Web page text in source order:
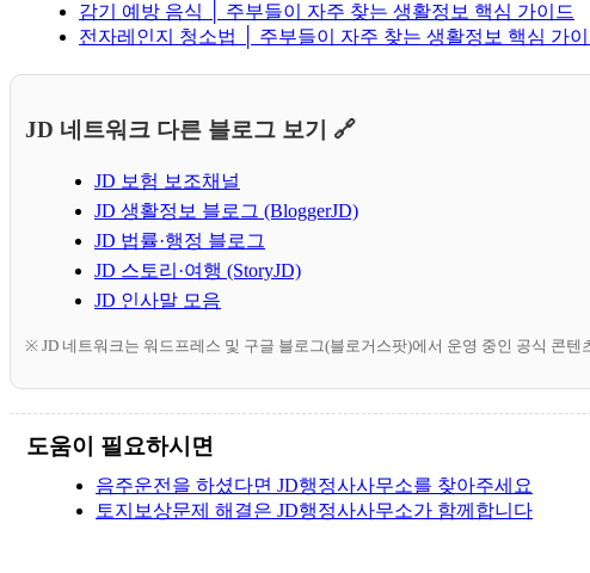
감기 예방 음식 │ 주부들이 자주 찾는 생활정보 핵심 가이드
전자레인지 청소법 │ 주부들이 자주 찾는 생활정보 핵심 가이
JD 네트워크 다른 블로그 보기 🔗
JD 보험 보조채널
JD 생활정보 블로그 (BloggerJD)
JD 법률·행정 블로그
JD 스토리·여행 (StoryJD)
JD 인사말 모음
※ JD 네트워크는 워드프레스 및 구글 블로그(블로거스팟)에서 운영 중인 공식 콘텐
도움이 필요하시면
음주운전을 하셨다면 JD행정사사무소를 찾아주세요
토지보상문제 해결은 JD행정사사무소가 함께합니다